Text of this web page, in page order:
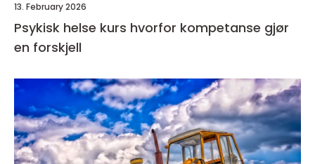
13. February 2026
Psykisk helse kurs hvorfor kompetanse gjør
en forskjell